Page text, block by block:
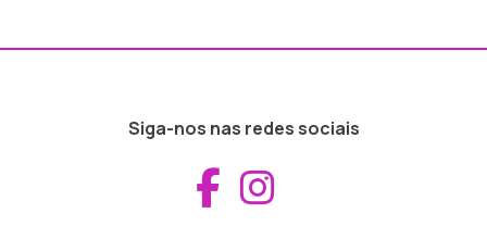
Siga-nos nas redes sociais
Aceder ao